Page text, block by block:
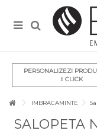
PERSONALIZEZI
1CLICK
IMBRACAMINTE
SALOPETA